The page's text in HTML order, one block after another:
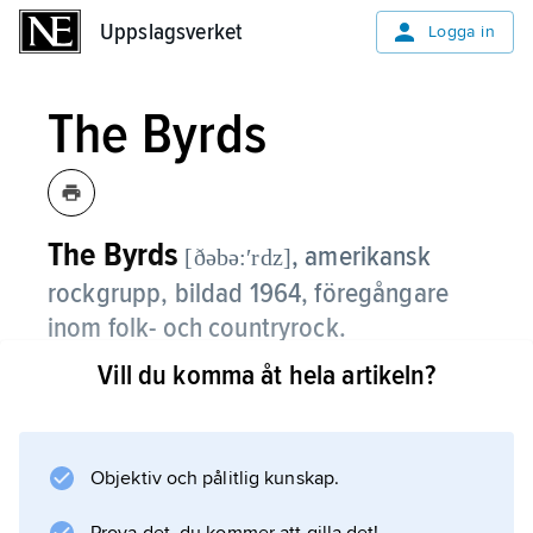
Uppslagsverket Logga in
The Byrds
The Byrds [ðəbə:ʹrdz], amerikansk
rockgrupp, bildad 1964, föregångare
inom folk- och countryrock.
Roger (Jim) McGuinn (född 1944) var med sitt
Byrds, som genomgick många medlemsbyten.
Vill du komma åt hela artikeln?
Objektiv och pålitlig kunskap.